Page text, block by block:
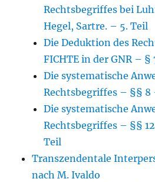
Rechtsbegriffes bei
Hegel, Sartre. – 5. Teil
Die Deduktion des
FICHTE in der GNR – §
Die systematische
Rechtsbegriffes – §§ 8
Die systematische
Rechtsbegriffes – §§
Teil
Transzendentale
nach M. Ivaldo